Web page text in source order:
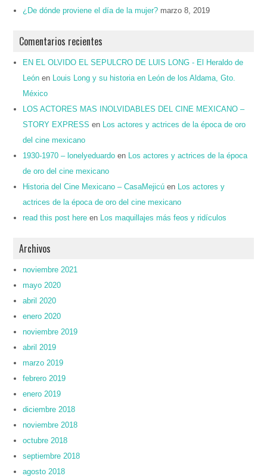
¿De dónde proviene el día de la mujer? marzo 8, 2019
Comentarios recientes
EN EL OLVIDO EL SEPULCRO DE LUIS LONG - El Heraldo de
León en
Louis Long y su historia en León de los Aldama, Gto.
México
LOS ACTORES MAS INOLVIDABLES DEL CINE MEXICANO –
STORY EXPRESS en
Los actores y actrices de la época de oro
del cine mexicano
1930-1970 – lonelyeduardo en
Los actores y actrices de la época
de oro del cine mexicano
Historia del Cine Mexicano – CasaMejicú en
Los actores y
actrices de la época de oro del cine mexicano
read this post here en Los maquillajes más feos y ridículos
Archivos
noviembre 2021
mayo 2020
abril 2020
enero 2020
noviembre 2019
abril 2019
marzo 2019
febrero 2019
enero 2019
diciembre 2018
noviembre 2018
octubre 2018
septiembre 2018
agosto 2018